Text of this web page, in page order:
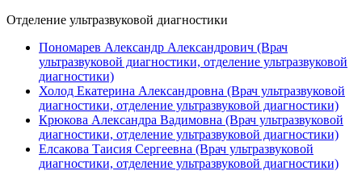
Отделение ультразвуковой диагностики
Пономарев Александр Александрович (Врач
ультразвуковой диагностики, отделение ультразвуковой
диагностики)
Холод Екатерина Александровна (Врач ультразвуковой
диагностики, отделение ультразвуковой диагностики)
Крюкова Александра Вадимовна (Врач ультразвуковой
диагностики, отделение ультразвуковой диагностики)
Елсакова Таисия Сергеевна (Врач ультразвуковой
диагностики, отделение ультразвуковой диагностики)